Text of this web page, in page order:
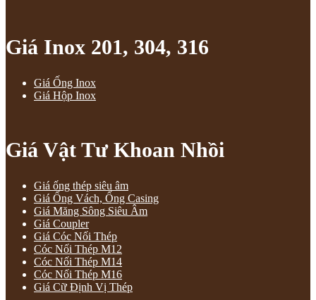
Giá Inox 201, 304, 316
Giá Ống Inox
Giá Hộp Inox
Giá Vật Tư Khoan Nhồi
Giá ống thép siêu âm
Giá Ống Vách, Ống Casing
Giá Măng Sông Siêu Âm
Giá Coupler
Giá Cóc Nối Thép
Cóc Nối Thép M12
Cóc Nối Thép M14
Cóc Nối Thép M16
Giá Cữ Định Vị Thép